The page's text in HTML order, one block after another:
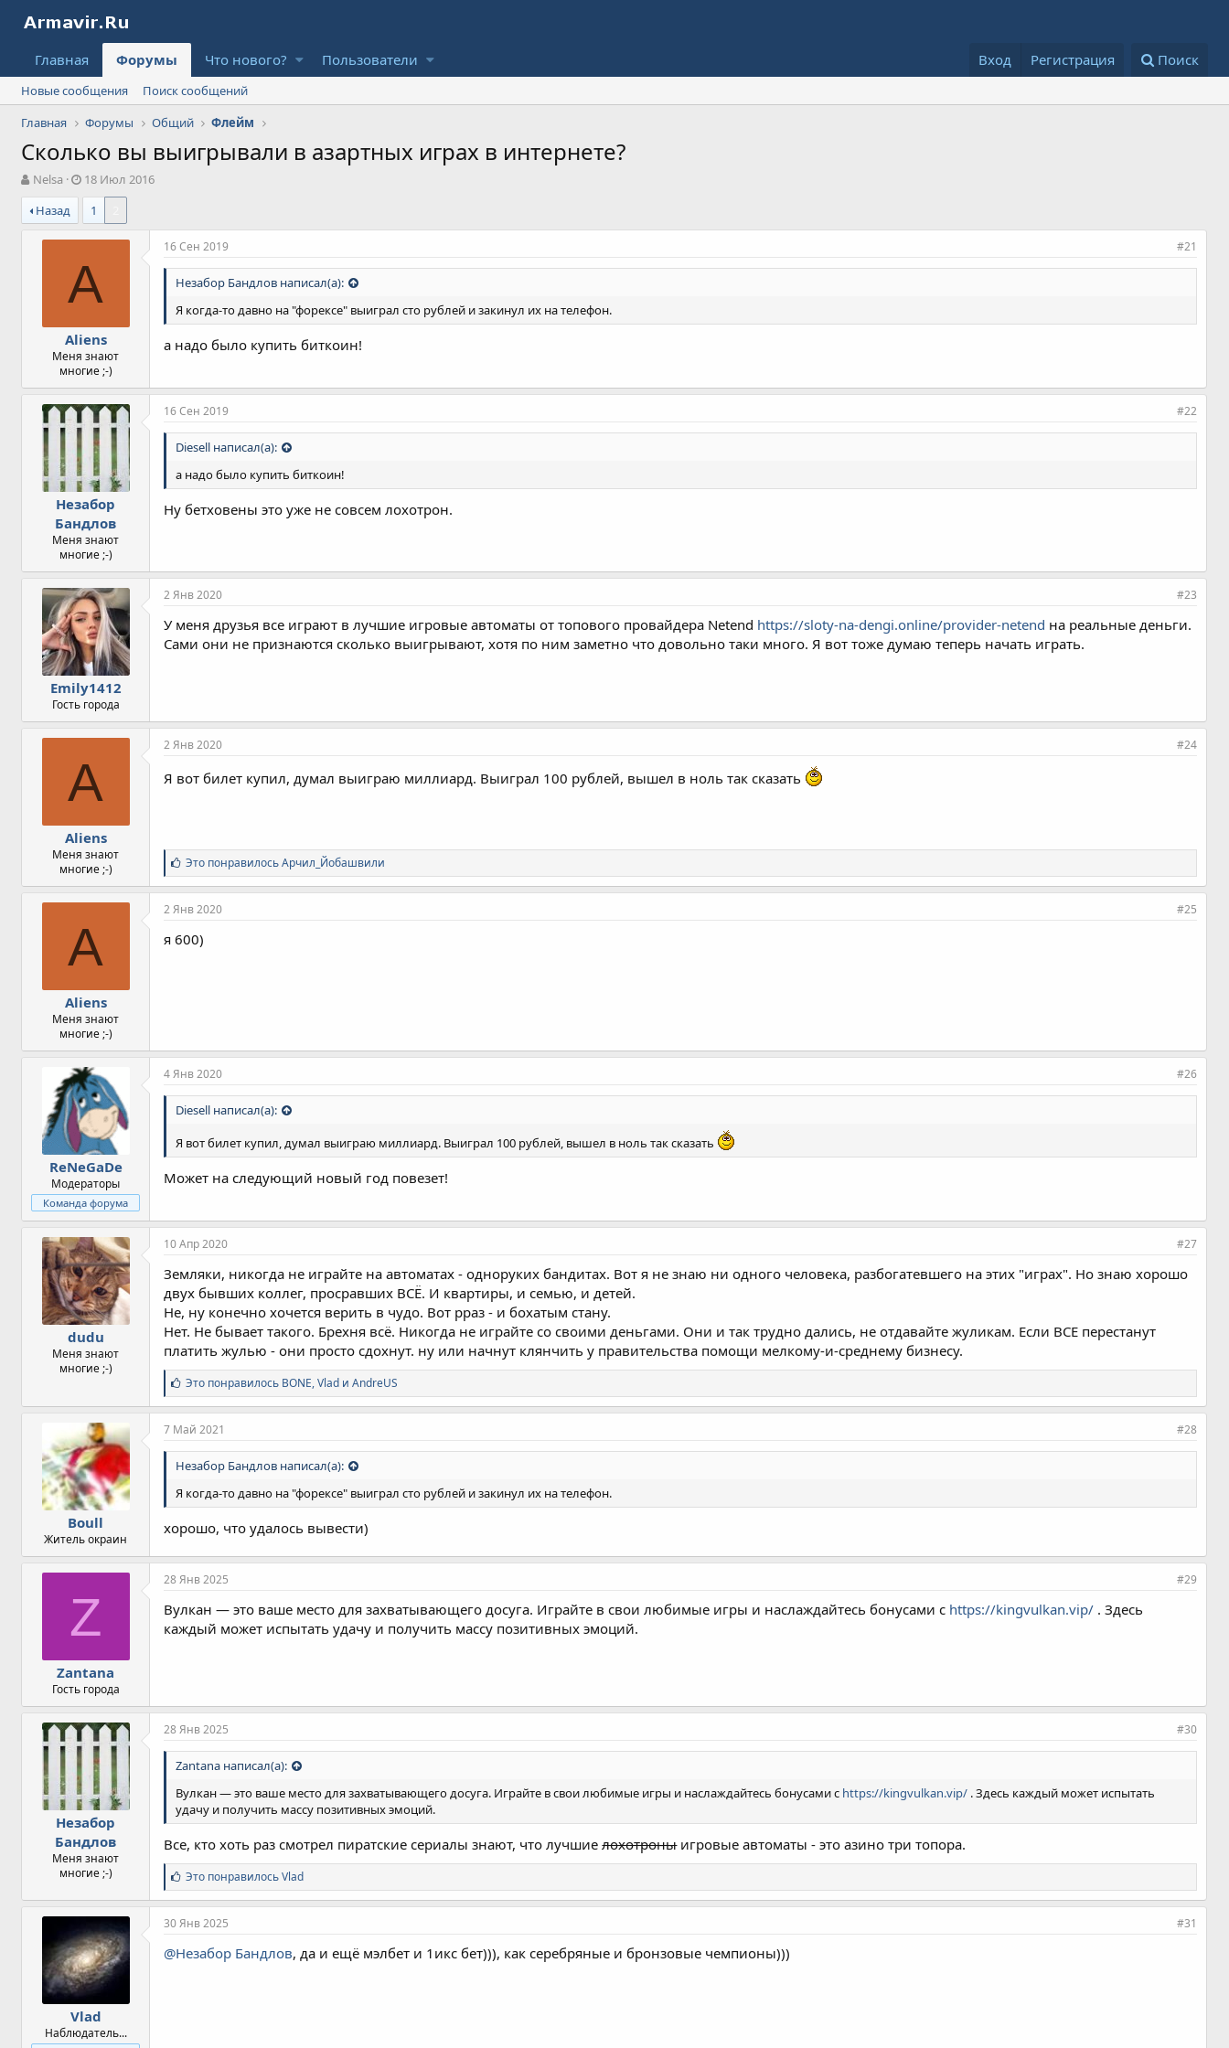
Главная Форумы Что нового? Пользователи Вход Регистрация Поиск
Новые сообщения
Поиск сообщений
Главная
Форумы Общий Флейм
Сколько вы выигрывали в азартных играх в интернете?
А
в
т
о
Nelsa
Д
а
а
н
ч
а
а
18 Июл 2016
Назад
1
A
Aliens
Меня знают
многие ;-)
16 Сен 2019 #21
Незабор Бандлов написал(а):
Я когда-то давно на "форексе" выиграл сто рублей и закинул их на телефон.
а надо было купить биткоин!
Незабор
Бандлов
Меня знают
многие ;-)
16 Сен 2019 #22
Diesell написал(а):
а надо было купить биткоин!
Ну бетховены это уже не совсем лохотрон.
Emily1412
Гость города
2 Янв 2020 #23
У меня друзья все играют в лучшие игровые автоматы от топового провайдера Netend https://sloty-na-dengi.online/provider-netend на реальные деньги.
Сами они не признаются сколько выигрывают, хотя по ним заметно что довольно таки много. Я вот тоже думаю теперь начать играть.
A
Aliens
Меня знают
многие ;-)
2 Янв 2020 #24
Я вот билет купил, думал выиграю миллиард. Выиграл 100 рублей, вышел в ноль так сказать
С
и
м
п
т
и
Это понравилосьАрчил_Йобашвили
A
Aliens
Меня знают
многие ;-)
2 Янв 2020 #25
я 600)
ReNeGaDe
Модераторы
Команда форума
4 Янв 2020 #26
Diesell написал(а):
Я вот билет купил, думал выиграю миллиард. Выиграл 100 рублей, вышел в ноль так сказать
Может на следующий новый год повезет!
dudu
Меня знают
многие ;-)
10 Апр 2020 #27
Земляки, никогда не играйте на автоматах - одноруких бандитах. Вот я не знаю ни одного человека, разбогатевшего на этих "играх". Но знаю хорошо
двух бывших коллег, просравших ВСЁ. И квартиры, и семью, и детей.
Не, ну конечно хочется верить в чудо. Вот рраз - и бохатым стану.
Нет. Не бывает такого. Брехня всё. Никогда не играйте со своими деньгами. Они и так трудно дались, не отдавайте жуликам. Если ВСЕ перестанут
платить жулью - они просто сдохнут. ну или начнут клянчить у правительства помощи мелкому-и-среднему бизнесу.
С
и
м
п
т
и
:
Это понравилось BONE,Vlad иAndreUS
Boull
Житель окраин
7 Май 2021 #28
Незабор Бандлов написал(а):
Я когда-то давно на "форексе" выиграл сто рублей и закинул их на телефон.
хорошо, что удалось вывести)
Z
Zantana
Гость города
28 Янв 2025 #29
Вулкан — это ваше место для захватывающего досуга. Играйте в свои любимые игры и наслаждайтесь бонусами с https://kingvulkan.vip/ . Здесь
каждый может испытать удачу и получить массу позитивных эмоций.
Незабор
Бандлов
Меня знают
многие ;-)
28 Янв 2025 #30
Zantana написал(а):
Вулкан — это ваше место для захватывающего досуга. Играйте в свои любимые игры и наслаждайтесь бонусами с https://kingvulkan.vip/ . Здесь каждый может испытать
удачу и получить массу позитивных эмоций.
Все, кто хоть раз смотрел пиратские сериалы знают, что лучшиелохотроныигровые автоматы - это азино три топора.
С
и
м
п
т
и
Это понравилосьVlad
Vlad
Наблюдатель...
30 Янв 2025 #31
@Незабор Бандлов, да и ещё мэлбет и 1икс бет))), как серебряные и бронзовые чемпионы)))